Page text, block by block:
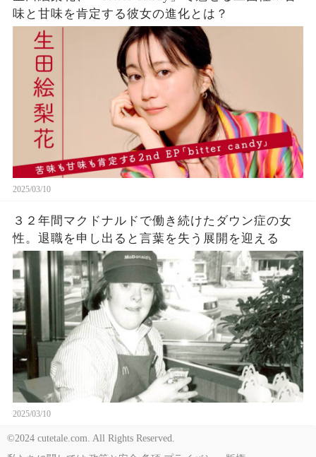
味と甘味を肯定する彼女の進化とは？
2025/03/10
３２年間マクドナルドで働き続けたダウン症の女
性。退職を申し出ると言葉を失う展開を迎える
2025/03/10
©2024 cutetale.com. All Rights Reserved.